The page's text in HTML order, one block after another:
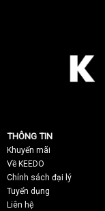
THÔNG TIN
Khuyến mãi
Về KEEDO
Chính sách đại lý
Tuyển dụng
Liên hệ